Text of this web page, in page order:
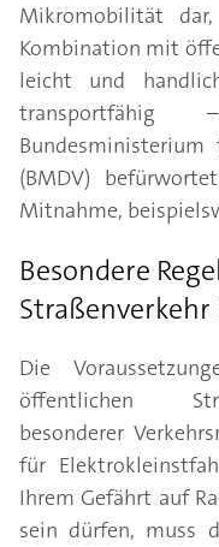
Mikromobilität
Kombination mit
leicht und
(BMDV)
Mitnahme,
Besondere
Die
öffentlichen
besonderer
für
Ihrem Gefährt auf
sein dürfen, muss